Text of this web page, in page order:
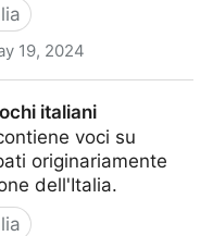
19, 2024
italiani
voci su
originariamente
dell'Italia.